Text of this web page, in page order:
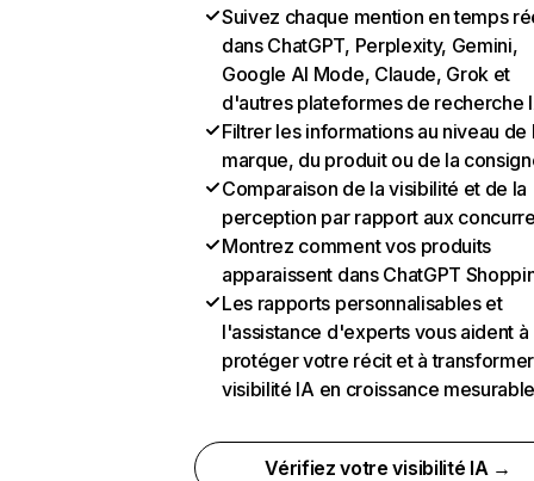
Suivez chaque mention en temps
dans ChatGPT, Perplexity, Gemini,
Google AI Mode, Claude, Grok et
d'autres plateformes de recherche
Filtrer les informations au niveau de
marque, du produit ou de la
Comparaison de la visibilité et de la
perception par rapport aux
Montrez comment vos produits
apparaissent dans ChatGPT
Les rapports personnalisables et
l'assistance d'experts vous aident à
protéger votre récit et à
visibilité IA en croissance
Vérifiez votre visibilité IA →